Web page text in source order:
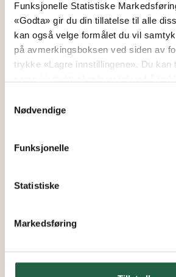
Funksjonelle Statistiske
«Godta» gir du din tillatelse til alle
kan også velge formålet du vil
på avmerkingsboksen ved siden av
trykke «Lagre innstillingene». Du kan
om hvordan vi bruker
personopplysninger
Nødvendige
Funksjonelle
Statistiske
Markedsføring